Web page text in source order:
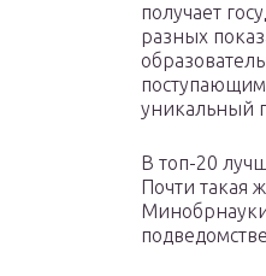
получает
разных
уникальный
В топ-20
Почти такая